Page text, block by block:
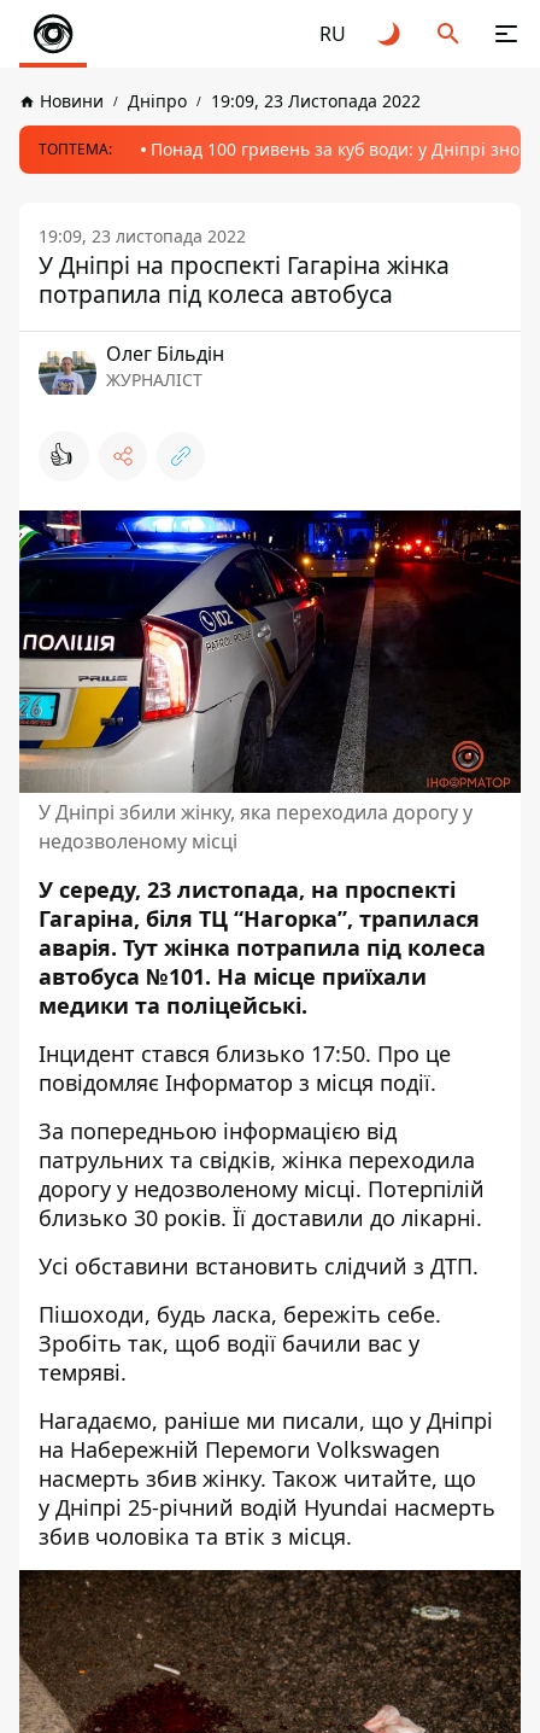
RU
Новини Дніпро 19:09, 23 Листопада 2022
ТОПТЕМА: Понад 100 гривень за куб води: у Дніпрі
19:09, 23 листопада 2022
У Дніпрі на проспекті Гагаріна жінка
потрапила під колеса автобуса
Олег Більдін
ЖУРНАЛІСТ
👍
У Дніпрі збили жінку, яка переходила дорогу у
недозволеному місці
У середу, 23 листопада, на проспекті
Гагаріна, біля ТЦ “Нагорка”, трапилася
аварія. Тут жінка потрапила під колеса
автобуса №101. На місце приїхали
медики та поліцейські.
Інцидент стався близько 17:50. Про це
повідомляє Інформатор з місця події.
За попередньою інформацією від
патрульних та свідків, жінка переходила
дорогу у недозволеному місці. Потерпілій
близько 30 років. Її доставили до лікарні.
Усі обставини встановить слідчий з ДТП.
Пішоходи, будь ласка, бережіть себе.
Зробіть так, щоб водії бачили вас у
темряві.
Нагадаємо, раніше ми писали, що у Дніпрі
на Набережній Перемоги Volkswagen
насмерть збив жінку. Також читайте, що
у Дніпрі 25-річний водій Hyundai насмерть
збив чоловіка та втік з місця.